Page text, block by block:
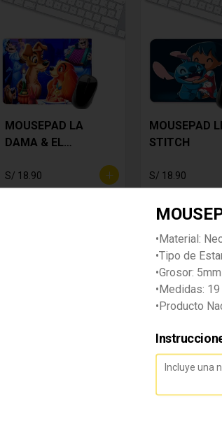
MOUSEPAD LA
DAMA & EL
S/ 18.90
MOUSEPAD
STITCH
S/ 18.90
MOUSEPAD
MOUSE
•Material:
•Tipo de
•Grosor: 5mm
•Medidas:
•Producto